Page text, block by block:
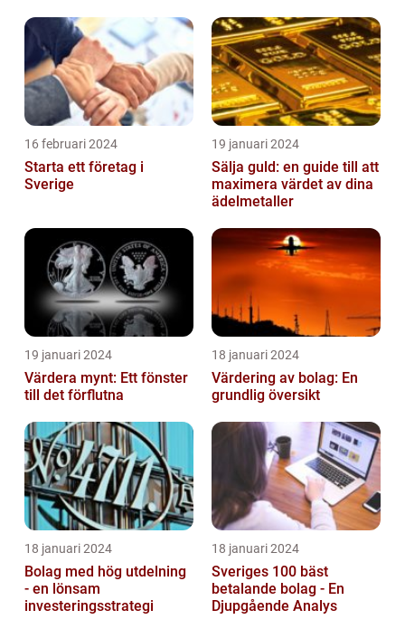
16 februari 2024
Starta ett företag i
Sverige
19 januari 2024
Sälja guld: en guide till att
maximera värdet av dina
ädelmetaller
19 januari 2024
Värdera mynt: Ett fönster
till det förflutna
18 januari 2024
Värdering av bolag: En
grundlig översikt
18 januari 2024
Bolag med hög utdelning
- en lönsam
investeringsstrategi
18 januari 2024
Sveriges 100 bäst
betalande bolag - En
Djupgående Analys